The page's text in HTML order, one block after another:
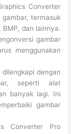
Converter
termasuk
BMP, dan lainnya.
gambar
menggunakan
dengan
seperti alat
banyak lagi. Ini
gambar
Converter Pro